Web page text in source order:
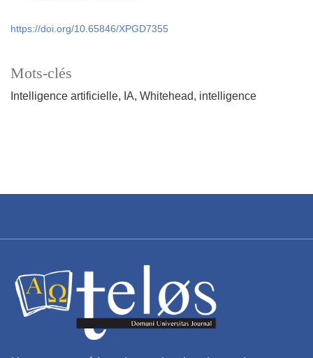
Mots-clés
Intelligence artificielle IA Whitehead intelligence
https://doi.org/10.65846/XPGD7355